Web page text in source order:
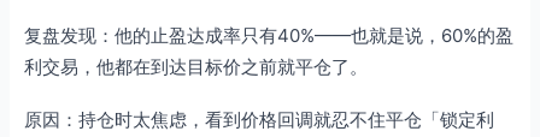
复盘发现：他的止盈达成率只有40%——也就是说，60%的盈
利交易，他都在到达目标价之前就平仓了。
原因：持仓时太焦虑，看到价格回调就忍不住平仓「锁定利